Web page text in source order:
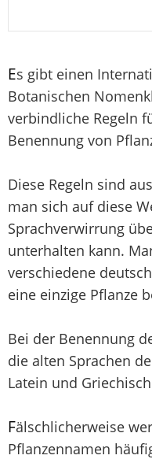
Es gibt einen
Botanischen
verbindliche Regeln
Benennung von
Diese Regeln sind
man sich auf diese
Sprachverwirrung
unterhalten kann.
verschiedene
eine einzige Pflanze
Bei der Benennung
die alten Sprachen
Latein und
Fälschlicherweise
Pflanzennamen